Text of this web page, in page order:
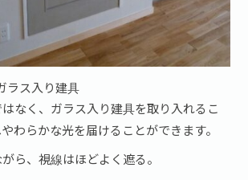
ス入り建具
なく、ガラス入り建具を取り入れるこ
わらかな光を届けることができます。
ら、視線はほどよく遮る。